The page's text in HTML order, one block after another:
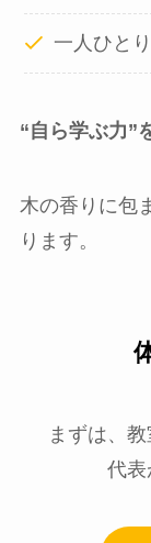
一人ひと
“自ら学ぶ力”
木の香りに包
ります。
まずは、
代表